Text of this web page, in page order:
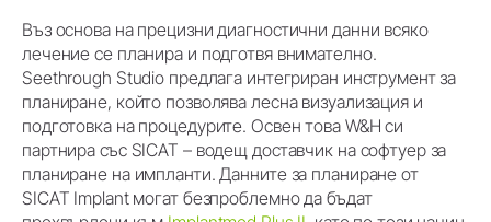
Въз основа на прецизни диагностични данни всяко
лечение се планира и подготвя внимателно.
Seethrough Studio предлага интегриран инструмент за
планиране, който позволява лесна визуализация и
подготовка на процедурите. Освен това W&H си
партнира със SICAT – водещ доставчик на софтуер за
планиране на импланти. Данните за планиране от
SICAT Implant могат безпроблемно да бъдат